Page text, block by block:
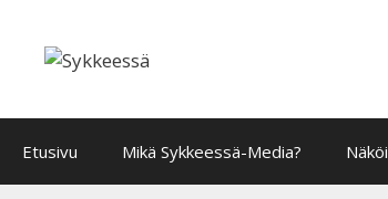
sisältöön
Etusivu Mikä Sykkeessä-Media?